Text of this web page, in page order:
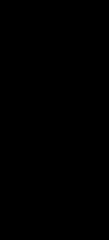
Выполнили
Качество на